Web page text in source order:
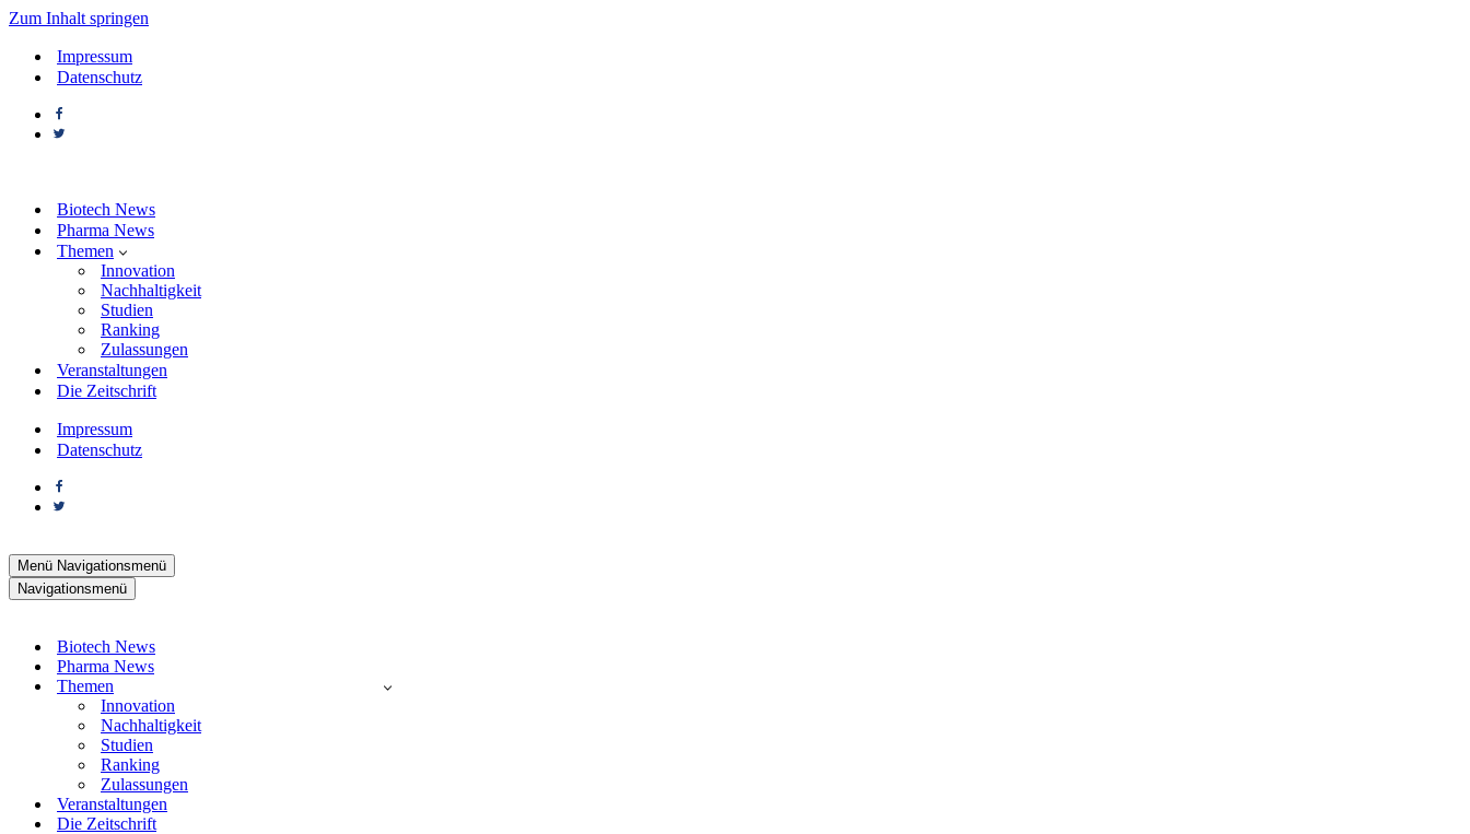
Zum Inhalt springen
Impressum
Datenschutz
Biotech News
Pharma News
Themen
Innovation
Nachhaltigkeit
Studien
Ranking
Zulassungen
Veranstaltungen
Die Zeitschrift
Impressum
Datenschutz
Menü Navigationsmenü
Navigationsmenü
Biotech News
Pharma News
Themen
Innovation
Nachhaltigkeit
Studien
Ranking
Zulassungen
Veranstaltungen
Die Zeitschrift